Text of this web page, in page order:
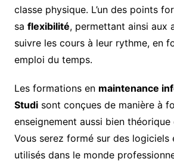
classe physique. L’un des points
sa flexibilité, permettant ainsi aux
suivre les cours à leur rythme, en
emploi du temps.
Les formations en maintenance
Studisont conçues de manière à
enseignement aussi bien
Vous serez formé sur des logiciels
utilisés dans le monde